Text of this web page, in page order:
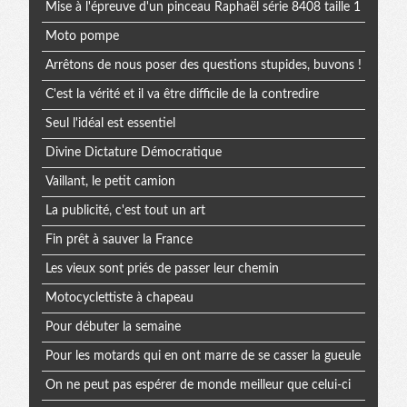
Mise à l'épreuve d'un pinceau Raphaël série 8408 taille 1
Moto pompe
Arrêtons de nous poser des questions stupides, buvons !
C'est la vérité et il va être difficile de la contredire
Seul l'idéal est essentiel
Divine Dictature Démocratique
Vaillant, le petit camion
La publicité, c'est tout un art
Fin prêt à sauver la France
Les vieux sont priés de passer leur chemin
Motocyclettiste à chapeau
Pour débuter la semaine
Pour les motards qui en ont marre de se casser la gueule
On ne peut pas espérer de monde meilleur que celui-ci